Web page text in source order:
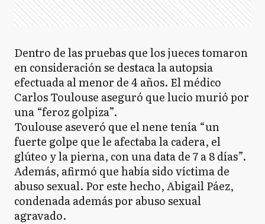
Dentro de las pruebas que los jueces tomaron
en consideración se destaca la autopsia
efectuada al menor de 4 años. El médico
Carlos Toulouse aseguró que lucio murió por
una “feroz golpiza”.
Toulouse aseveró que el nene tenía “un
fuerte golpe que le afectaba la cadera, el
glúteo y la pierna, con una data de 7 a 8 días”.
Además, afirmó que había sido víctima de
abuso sexual. Por este hecho, Abigail Páez,
condenada además por abuso sexual
agravado.